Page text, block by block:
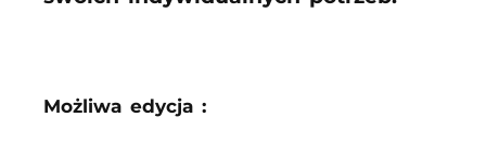
Możliwa edycja :